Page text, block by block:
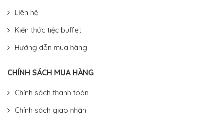
Liên hệ
Kiến thức tiệc buffet
Hướng dẫn mua hàng
CHÍNH SÁCH MUA HÀNG
Chính sách thanh toán
Chính sách giao nhận